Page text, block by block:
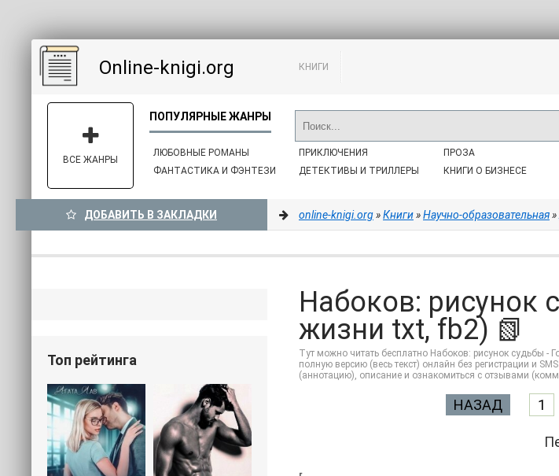
Online-knigi.org КНИГИ
ЛЮБОВНЫЕ РОМАНЫ
ФАНТАСТИКА И ФЭНТЕЗИ
ПРИКЛЮЧЕНИЯ
ДЕТЕКТИВЫ И ТРИЛЛЕРЫ
ПРОЗА
КНИГИ О БИЗНЕСЕ
ВСЕ ЖАНРЫ
ДОБАВИТЬ В ЗАКЛАДКИ online-knigi.org»Книги»Научно-образовательная»
Набоков: рисунок
жизни txt, fb2) 📗
Тут можно читать бесплатно Набоков: рисунок судьбы -
полную версию (весь текст) онлайн без регистрации и
(аннотацию), описание и ознакомиться с отзывами
НАЗАД 1
Топ рейтинга